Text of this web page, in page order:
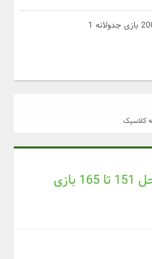
جواب کامل مراحل 151 تا 165 بازی